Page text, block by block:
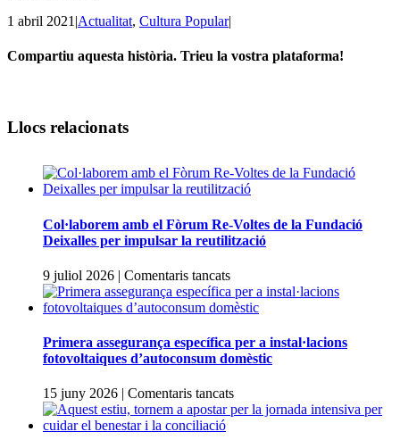
1 abril 2021 |Actualitat, Cultura Popular|
Compartiu aquesta història. Trieu la vostra plataforma!
Llocs relacionats
Col·laborem amb el Fòrum Re-Voltes de la Fundació
Deixalles per impulsar la reutilització
9 juliol 2026 | Comentaris tancatsa
Col·laborem
amb
Fòrum
Re-
la
Fundació
Primera assegurança específica per a instal·lacions
fotovoltaiques d’autoconsum domèstic
15 juny 2026 | Comentaris tancatsa
Primera